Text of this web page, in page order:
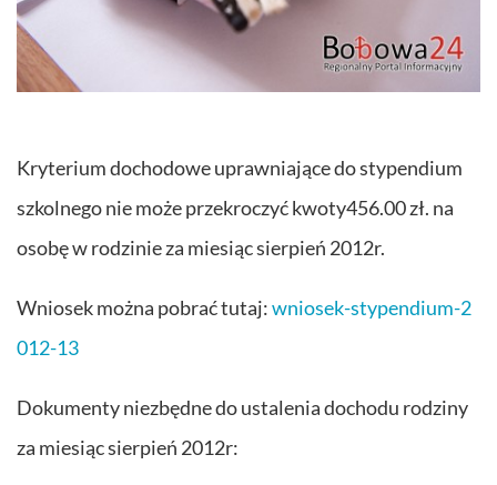
Kryterium dochodowe uprawniające do stypendium
szkolnego nie może przekroczyć kwoty456.00 zł. na
osobę w rodzinie za miesiąc sierpień 2012r.
Wniosek można pobrać tutaj:wniosek-stypendium-2
012-13
Dokumenty niezbędne do ustalenia dochodu rodziny
za miesiąc sierpień 2012r: